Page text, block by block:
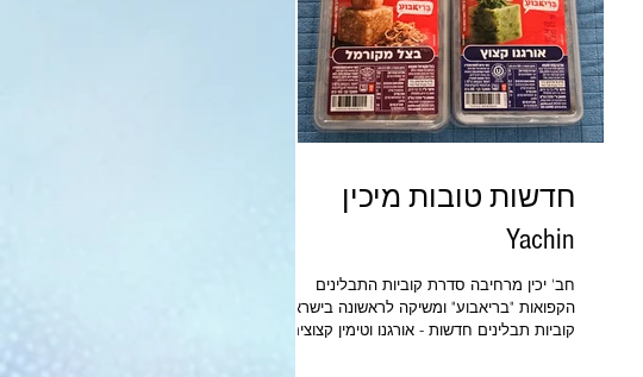
חדשות טובות מיכין
Yachin
חב' יכין מרחיבה סדרת קוביות התבלינים
קוביות תבלינים חדשות - אורגנו וטימין קצוצים.